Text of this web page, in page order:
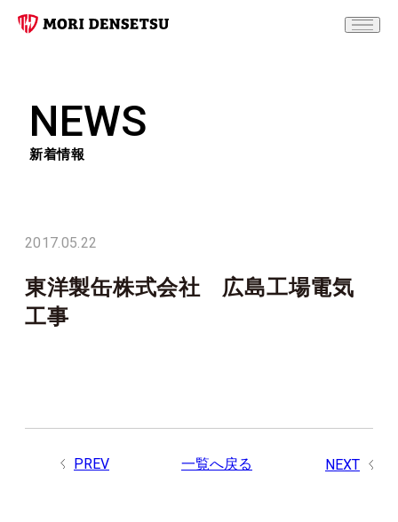
NEWS
新着情報
2017.05.22
東洋製缶株式会社 広島工場電気
工事
PREV 一覧へ戻る NEXT